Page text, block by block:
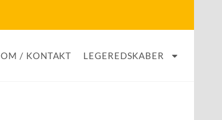
OM / KONTAKT LEGEREDSKABER